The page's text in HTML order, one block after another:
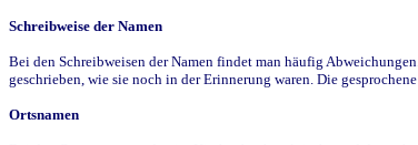
Schreibweise der Namen
Bei den Schreibweisen der Namen findet man häufig
geschrieben, wie sie noch in der Erinnerung waren. Die
Ortsnamen